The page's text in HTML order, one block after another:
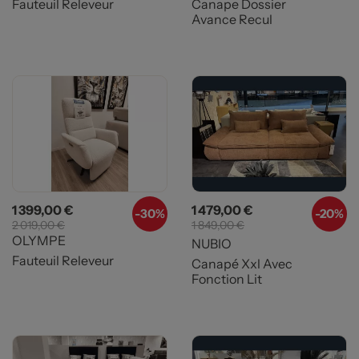
Fauteuil Releveur
Canape Dossier
Avance Recul
-30%
Prix
1 399,00 € Prix de base
2 019,00 €
OLYMPE
Fauteuil Releveur
-20%
Prix
1 479,00 € Prix de base
1 849,00 €
NUBIO
Canapé Xxl Avec
Fonction Lit